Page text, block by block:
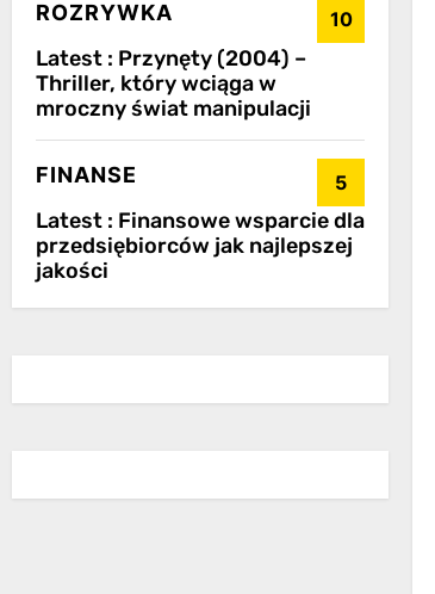
ROZRYWKA 10
Latest : Przynęty (2004) –
Thriller, który wciąga w
mroczny świat manipulacji
FINANSE 5
Latest : Finansowe wsparcie dla
przedsiębiorców jak najlepszej
jakości